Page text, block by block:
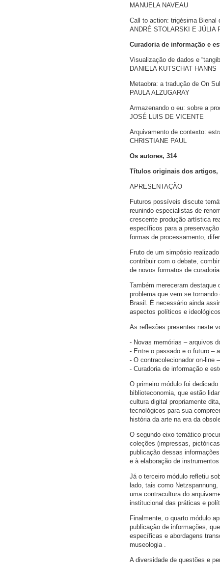
MANUELA NAVEAU
Call to action: trigésima Bienal
ANDRÉ STOLARSKI E JÚLIA
Curadoria de informação e
Visualização de dados e
DANIELA KUTSCHAT HANNS
Metaobra: a tradução de On
PAULA ALZUGARAY
Armazenando o eu: sobre a
JOSÉ LUIS DE VICENTE
Arquivamento de contexto:
CHRISTIANE PAUL
Os autores, 314
Títulos originais dos artigos,
APRESENTAÇÃO
Futuros possíveis discute
reunindo especialistas de
crescente produção artística
específicos para a
formas de processamento,
Fruto de um simpósio
contribuir com o debate,
de novos formatos de
Também mereceram
problema que vem se
Brasil. É necessário ainda
aspectos políticos e
As reflexões presentes neste
- Novas memórias – arquivos
- Entre o passado e o futuro –
- O contracolecionador on-line
- Curadoria de informação e
O primeiro módulo foi
biblioteconomia, que estão
cultura digital propriamente
tecnológicos para sua
história da arte na era da
O segundo eixo temático
coleções (impressas,
publicação dessas
e à elaboração de
Já o terceiro módulo refletiu
lado, tais como
uma contracultura do
institucional das práticas e
Finalmente, o quarto módulo
publicação de informações,
específicas e abordagens
museologia .
A diversidade de questões e